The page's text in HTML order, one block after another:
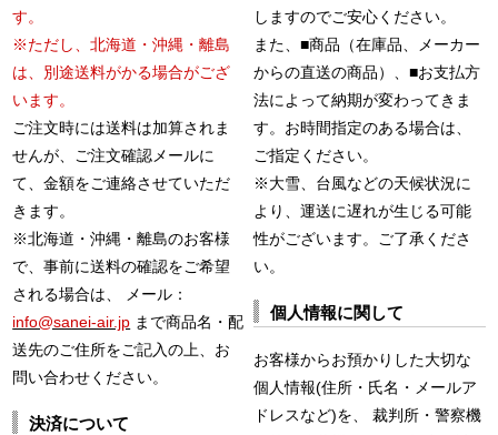
す。
※ただし、北海道・沖縄・離島
は、別途送料がかる場合がござ
います。
ご注文時には送料は加算されま
せんが、ご注文確認メールに
て、金額をご連絡させていただ
きます。
※北海道・沖縄・離島のお客様
で、事前に送料の確認をご希望
される場合は、 メール：
info@sanei-air.jp まで商品名・配
送先のご住所をご記入の上、お
問い合わせください。
決済について
しますのでご安心ください。
また、■商品（在庫品、メーカー
からの直送の商品）、■お支払方
法によって納期が変わってきま
す。お時間指定のある場合は、
ご指定ください。
※大雪、台風などの天候状況に
より、運送に遅れが生じる可能
性がございます。ご了承くださ
い。
個人情報に関して
お客様からお預かりした大切な
個人情報(住所・氏名・メールア
ドレスなど)を、 裁判所・警察機